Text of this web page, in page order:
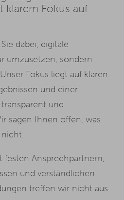
klarem Fokus auf
dabei, digitale
umzusetzen, sondern
Fokus liegt auf klaren
und einer
und
sagen Ihnen offen, was
nicht.
festen Ansprechpartnern,
und verständlichen
treffen wir nicht aus